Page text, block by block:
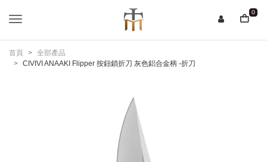
0
首頁
全部產品
CIVIVI ANAAKI Flipper 按鈕鎖折刀 灰色鋁合金柄 -折刀